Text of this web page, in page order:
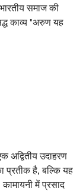
समाज की
काव्य "अरुण यह
अद्वितीय उदाहरण
प्रतीक है, बल्कि यह
कामायनी में प्रसाद